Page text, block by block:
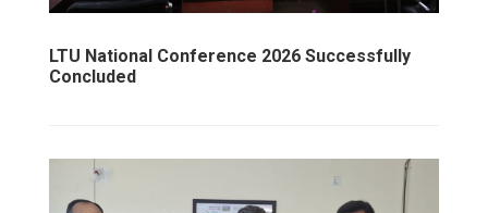
LTU National Conference 2026 Successfully
Concluded